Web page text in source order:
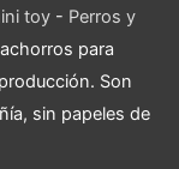
toy - Perros y
para
Son
sin papeles de